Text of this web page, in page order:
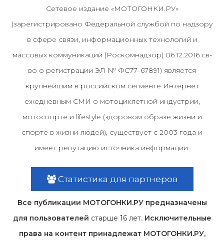
Сетевое издание «МОТОГОНКИ.РУ»
(зарегистрировано Федеральной службой по надзору
в сфере связи, информационных технологий и
массовых коммуникаций (Роскомнадзор) 06.12.2016 св-
во о регистрации ЭЛ № ФС77–67891) является
крупнейшим в российском сегменте Интернет
ежедневным СМИ о мотоциклетной индустрии,
мотоспорте и lifestyle (здоровом образе жизни и
спорте в жизни людей), существует с 2003 года и
имеет репутацию источника информации.
Статистика для партнеров
Все публикации МОТОГОНКИ.РУ предназначены
для пользователей старше 16 лет. Исключительные
права на контент принадлежат МОТОГОНКИ.РУ,